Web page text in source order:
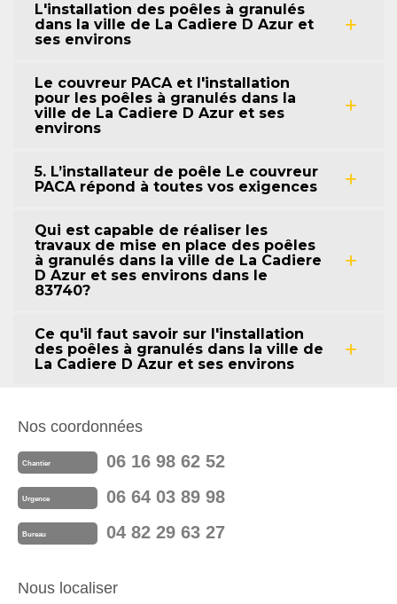
L'installation des poêles à granulés
dans la ville de La Cadiere D Azur et
ses environs
Le couvreur PACA et l'installation
pour les poêles à granulés dans la
ville de La Cadiere D Azur et ses
environs
5. L’installateur de poêle Le couvreur
PACA répond à toutes vos exigences
Qui est capable de réaliser les
travaux de mise en place des poêles
à granulés dans la ville de La Cadiere
D Azur et ses environs dans le
83740?
Ce qu'il faut savoir sur l'installation
des poêles à granulés dans la ville de
La Cadiere D Azur et ses environs
Nos coordonnées
Chantier 06 16 98 62 52
Urgence 06 64 03 89 98
Bureau 04 82 29 63 27
Nous localiser